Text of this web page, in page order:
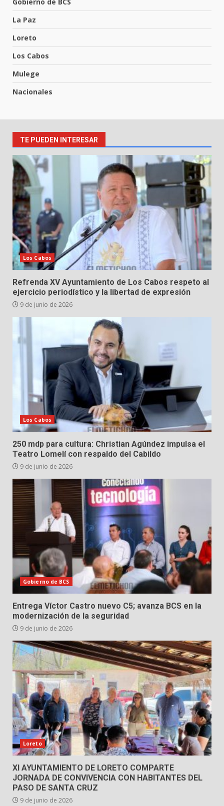
La Paz
Loreto
Los Cabos
Mulege
Nacionales
TE PUEDEN INTERESAR
Los Cabos
Refrenda XV Ayuntamiento de Los Cabos respeto al
ejercicio periodístico y la libertad de expresión
9 de junio de 2026
Los Cabos
250 mdp para cultura: Christian Agúndez impulsa el
Teatro Lomelí con respaldo del Cabildo
9 de junio de 2026
Gobierno de BCS
Entrega Víctor Castro nuevo C5; avanza BCS en la
modernización de la seguridad
9 de junio de 2026
Loreto
XI AYUNTAMIENTO DE LORETO COMPARTE
JORNADA DE CONVIVENCIA CON HABITANTES DEL
PASO DE SANTA CRUZ
9 de junio de 2026